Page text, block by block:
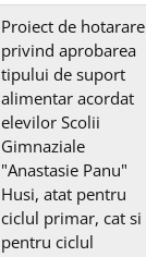
Proiect de hotarare
privind aprobarea
tipului de suport
alimentar acordat
elevilor Scolii
Gimnaziale
"Anastasie Panu"
Husi, atat pentru
ciclul primar, cat si
pentru ciclul